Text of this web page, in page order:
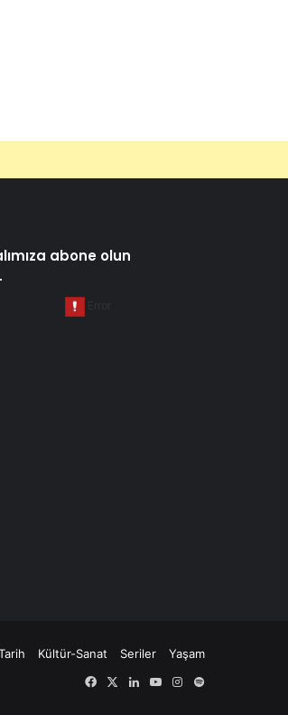
abone olun
Kültür-Sanat Seriler
Yaşam
FacebookLinkedInYouTubeInstagram
Spotify